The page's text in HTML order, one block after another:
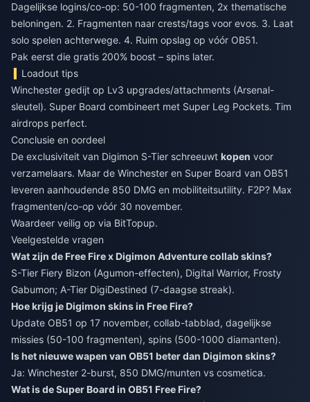
Dagelijkse logins/co-op: 50-100 fragmenten, 2x thematische
beloningen. 2. Fragmenten naar crests/tags voor evos. 3. Laat
solo spelen achterwege. 4. Ruim opslag op vóór OB51.
Pak eerst die gratis 200% boost – spins later.
Loadout tips
Winchester gedijt op Lv3 upgrades/attachments (Arsenal-
sleutel). Super Board combineert met Super Leg Pockets. Tim
airdrops perfect.
Conclusie en oordeel
De exclusiviteit van Digimon S-Tier schreeuwt kopen voor
verzamelaars. Maar de Winchester en Super Board van OB51
leveren aanhoudende 850 DMG en mobiliteitsutility. F2P? Max
fragmenten/co-op vóór 30 november.
Waardeer veilig op via BitTopup.
Veelgestelde vragen
Wat zijn de Free Fire x Digimon Adventure collab skins?
S-Tier Fiery Bizon (Agumon-effecten), Digital Warrior, Frosty
Gabumon; A-Tier DigiDestined (7-daagse streak).
Hoe krijg je Digimon skins in Free Fire?
Update OB51 op 17 november, collab-tabblad, dagelijkse
missies (50-100 fragmenten), spins (500-1000 diamanten).
Is het nieuwe wapen van OB51 beter dan Digimon skins?
Ja: Winchester 2-burst, 850 DMG/munten vs cosmetica.
Wat is de Super Board in OB51 Free Fire?